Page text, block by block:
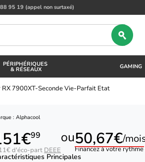
95 19 (appel non surtaxé)
PÉRIPHÉRIQUES
& RÉSEAUX GAMING
7900XT-Seconde Vie-Parfait Etat
: Alphacool
99
d'éco-part DEEE
ou50,67€/
Financez à votre
Principales